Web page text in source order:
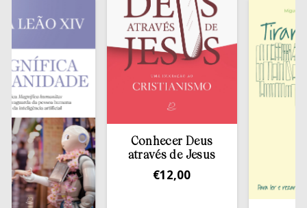
Conhecer Deus
através de Jesus
12,00